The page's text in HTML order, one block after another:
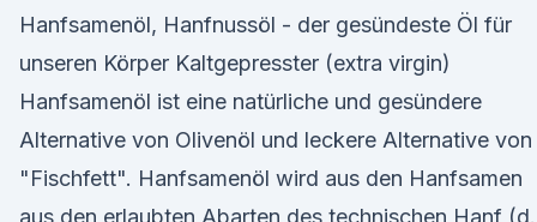
Hanfsamenöl, Hanfnussöl - der gesündeste Öl für
unseren Körper Kaltgepresster (extra virgin)
Hanfsamenöl ist eine natürliche und gesündere
Alternative von Olivenöl und leckere Alternative von
"Fischfett". Hanfsamenöl wird aus den Hanfsamen
aus den erlaubten Abarten des technischen Hanf (d.